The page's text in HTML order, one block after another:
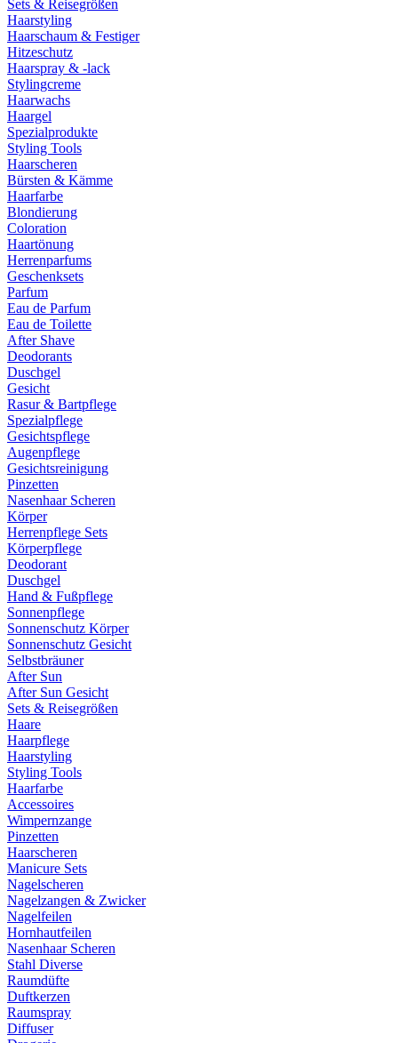
Sets & Reisegrößen
Haarstyling
Haarschaum & Festiger
Hitzeschutz
Haarspray & -lack
Stylingcreme
Haarwachs
Haargel
Spezialprodukte
Styling Tools
Haarscheren
Bürsten & Kämme
Haarfarbe
Blondierung
Coloration
Haartönung
Herrenparfums
Geschenksets
Parfum
Eau de Parfum
Eau de Toilette
After Shave
Deodorants
Duschgel
Gesicht
Rasur & Bartpflege
Spezialpflege
Gesichtspflege
Augenpflege
Gesichtsreinigung
Pinzetten
Nasenhaar Scheren
Körper
Herrenpflege Sets
Körperpflege
Deodorant
Duschgel
Hand & Fußpflege
Sonnenpflege
Sonnenschutz Körper
Sonnenschutz Gesicht
Selbstbräuner
After Sun
After Sun Gesicht
Sets & Reisegrößen
Haare
Haarpflege
Haarstyling
Styling Tools
Haarfarbe
Accessoires
Wimpernzange
Pinzetten
Haarscheren
Manicure Sets
Nagelscheren
Nagelzangen & Zwicker
Nagelfeilen
Hornhautfeilen
Nasenhaar Scheren
Stahl Diverse
Raumdüfte
Duftkerzen
Raumspray
Diffuser